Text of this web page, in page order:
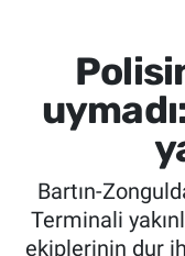
Bartın-
Terminali
ekiplerinin dur